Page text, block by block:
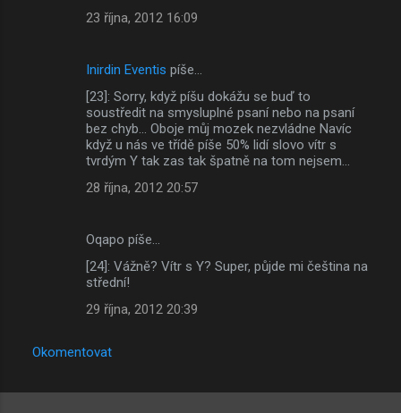
23 října, 2012 16:09
Inirdin Eventis píše…
[23]: Sorry, když píšu dokážu se buď to
soustředit na smysluplné psaní nebo na psaní
bez chyb... Oboje můj mozek nezvládne Navíc
když u nás ve třídě píše 50% lidí slovo vítr s
tvrdým Y tak zas tak špatně na tom nejsem...
28 října, 2012 20:57
Oqapo píše…
[24]: Vážně? Vítr s Y? Super, půjde mi čeština na
střední!
29 října, 2012 20:39
Okomentovat